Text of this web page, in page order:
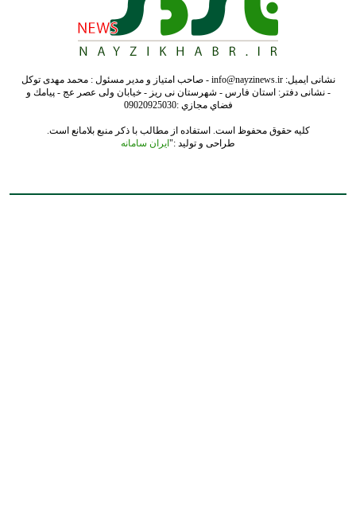
نشانی ایمیل: info@nayzinews.ir - صاحب امتیاز و مدیر مسئول : محمد مهدی توکل
- نشانی دفتر: استان فارس - شهرستان نی ریز - خیابان ولی عصر عج - پيامك و
فضاي مجازي :09020925030
کلیه حقوق محفوظ است. استفاده از مطالب با ذکر منبع بلامانع است.
طراحی و تولید :"ایران سامانه